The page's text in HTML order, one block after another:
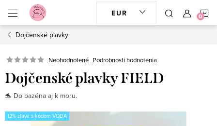
obsah
EUR
Dojčenské plavky
Neohodnotené Podrobnosti hodnotenia
Dojčenské plavky FIELD
🐬 Do bazéna aj k moru.
12% zľava s kódom VODA